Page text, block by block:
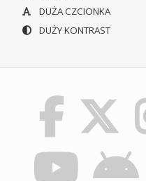
DUŻA CZCIONKA
DUŻY KONTRAST